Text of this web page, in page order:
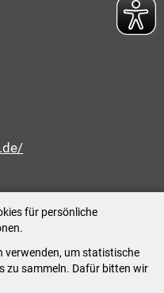
für persönliche
verwenden, um statistische
zu sammeln. Dafür bitten wir
Uhr
16:00 Uhr
vorheriger